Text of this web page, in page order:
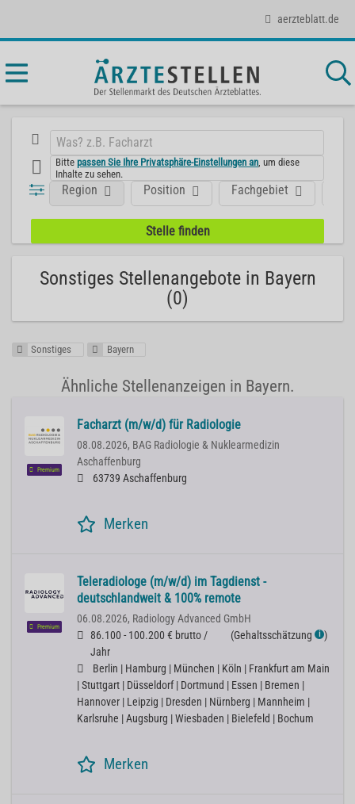
aerzteblatt.de
Bittepassen Sie Ihre Privatsphäre-Einstellungen an , um diese
Inhalte zu sehen.
Position Fachgebiet
Region
Sonstiges Stellenangebote in Bayern
(0)
Sonstiges Bayern
Ähnliche Stellenanzeigen in Bayern.
Premium
Facharzt (m/w/d) für Radiologie
08.08.2026, BAG Radiologie & Nuklearmedizin
Aschaffenburg
63739 Aschaffenburg
Merken
Premium
Teleradiologe (m/w/d) im Tagdienst -
deutschlandweit & 100% remote
06.08.2026, Radiology Advanced GmbH
86.100 - 100.200 € brutto /
Jahr
(Gehaltsschätzung ℹ )
Berlin | Hamburg | München | Köln | Frankfurt am Main
| Stuttgart | Düsseldorf | Dortmund | Essen | Bremen |
Hannover | Leipzig | Dresden | Nürnberg | Mannheim |
Karlsruhe | Augsburg | Wiesbaden | Bielefeld | Bochum
Merken